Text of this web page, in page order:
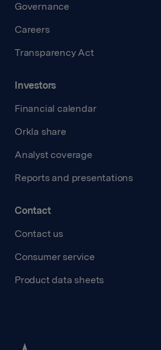
Governance
Careers
Transparency Act
Investors
Financial calendar
Orkla share
Analyst coverage
Reports and presentations
Contact
Contact us
Consumer service
Product data sheets